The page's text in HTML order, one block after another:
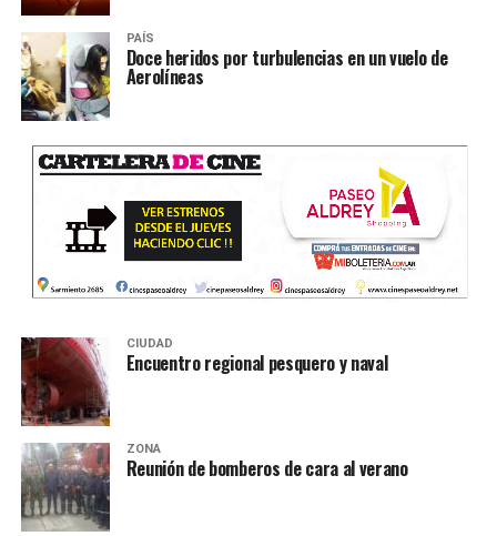
PAÍS
Doce heridos por turbulencias en un vuelo de
Aerolíneas
CIUDAD
Encuentro regional pesquero y naval
ZONA
Reunión de bomberos de cara al verano